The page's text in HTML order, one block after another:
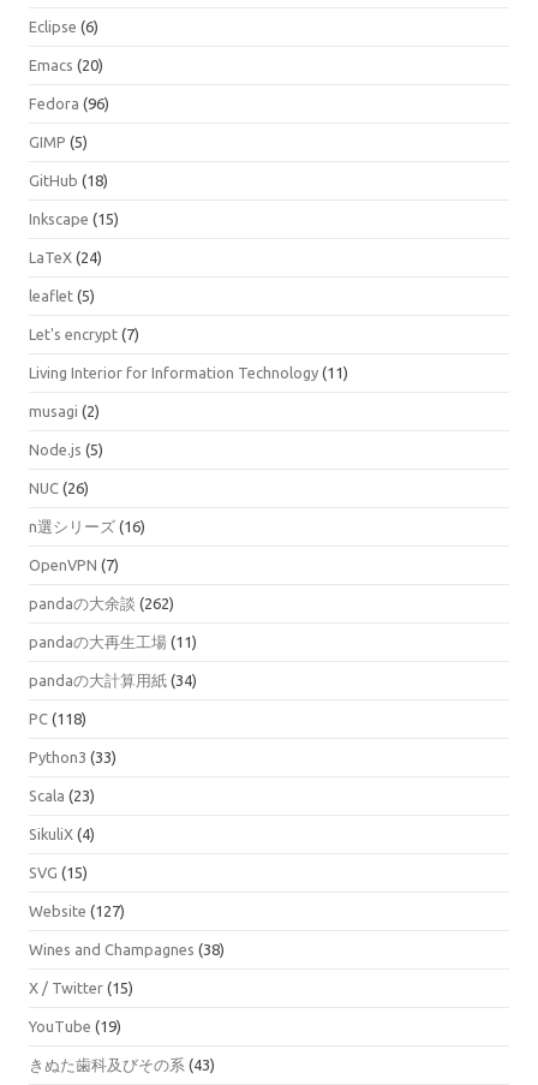
Eclipse (6)
Emacs (20)
Fedora (96)
GIMP (5)
GitHub (18)
Inkscape (15)
LaTeX (24)
leaflet (5)
Let's encrypt (7)
Living Interior for Information Technology (11)
musagi (2)
Node.js (5)
NUC (26)
n選シリーズ (16)
OpenVPN (7)
pandaの大余談 (262)
pandaの大再生工場 (11)
pandaの大計算用紙 (34)
PC (118)
Python3 (33)
Scala (23)
SikuliX (4)
SVG (15)
Website (127)
Wines and Champagnes (38)
X / Twitter (15)
YouTube (19)
きぬた歯科及びその系 (43)